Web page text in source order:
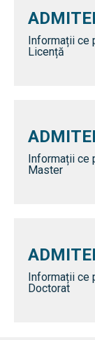
Informații ce
Licență
Informații ce
Master
Informații ce
Doctorat